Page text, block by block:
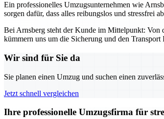
Ein professionelles Umzugsunternehmen wie
sorgen dafür, dass alles reibungslos und
Bei Arnsberg steht der Kunde im Mittelpunkt: Von
kümmern uns um die Sicherung und den
Wir sind für Sie da
Sie planen einen Umzug und suchen einen
Jetzt schnell vergleichen
Ihre professionelle Umzugsfirma für